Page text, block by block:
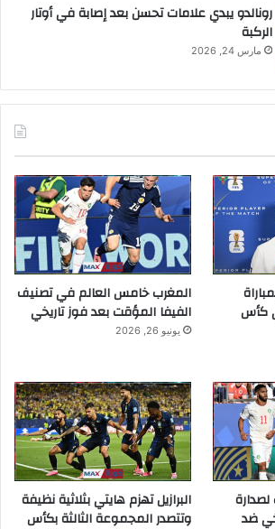
رونالدو يبدي علامات تحسن بعد إصابة في أوتار
الركبة
مارس 24, 2026
كأس
المغرب خامس العالم في تصنيف
الفيفا المؤقت بعد فوز تاريخي
يونيو 26, 2026
ضد
البرازيل تهزم هايتي بثلاثية نظيفة
وتتصدر المجموعة الثالثة بكأس